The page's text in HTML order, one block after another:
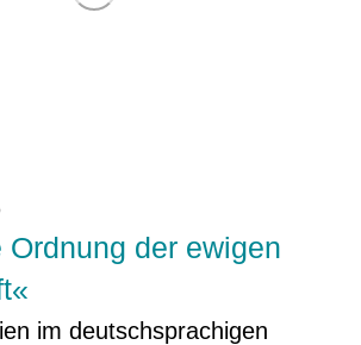
Ordnung der ewigen
im deutschsprachigen